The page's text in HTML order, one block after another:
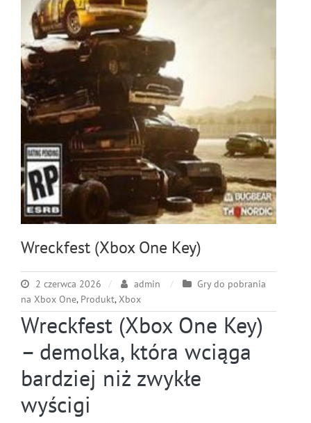
Wreckfest (Xbox One Key)
2 czerwca 2026 admin
Gry do pobrania
na Xbox One, Produkt, Xbox
Wreckfest (Xbox One Key)
– demolka, która wciąga
bardziej niż zwykłe
wyścigi